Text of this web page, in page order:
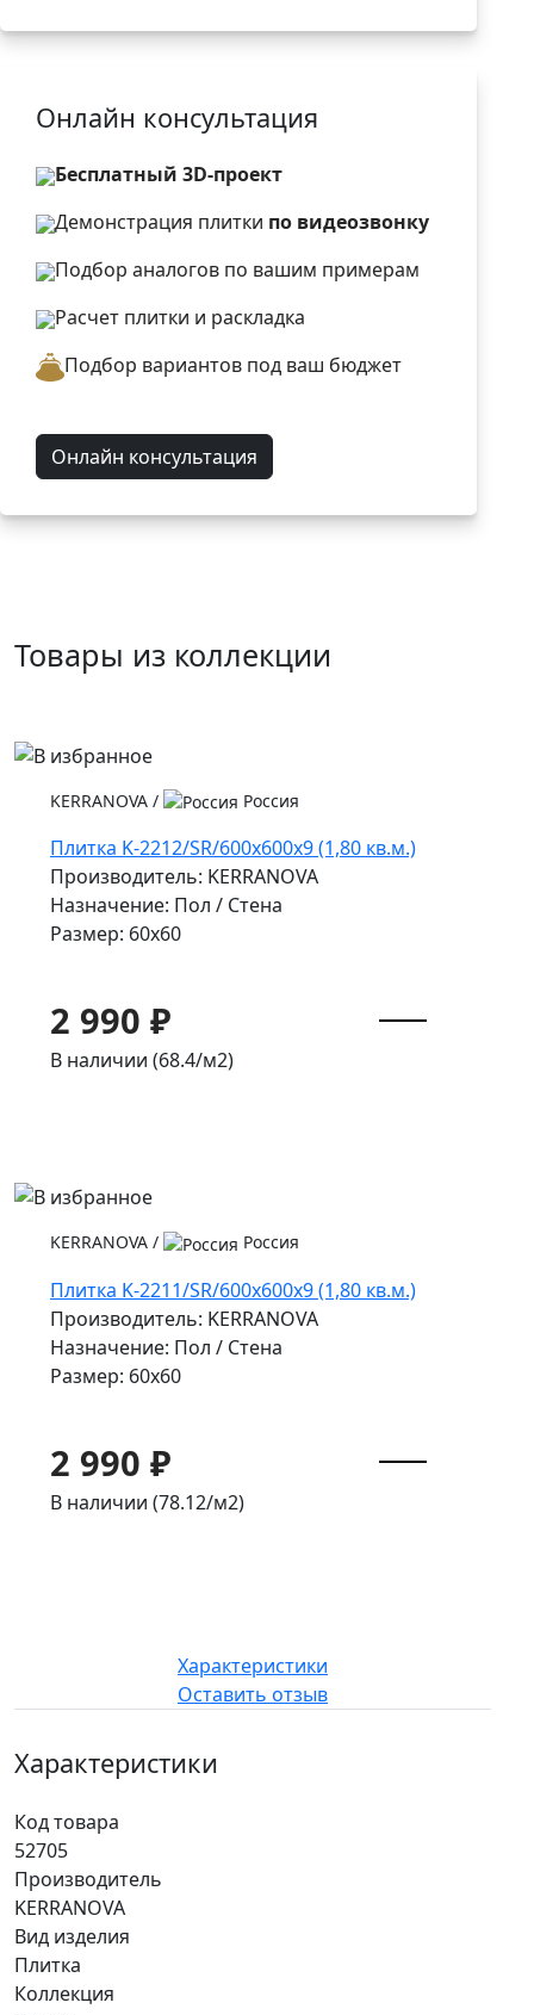
Онлайн консультация
Бесплатный 3D-проект
Демонстрация плитки по видеозвонку
Подбор аналогов по вашим примерам
Расчет плитки и раскладка
Подбор вариантов под ваш бюджет
Онлайн консультация
Товары из коллекции
KERRANOVA / Россия
Плитка K-2212/SR/600x600x9 (1,80 кв.м.)
Производитель: KERRANOVA
Назначение: Пол / Стена
Размер: 60x60
2 990 ₽
В наличии (68.4/м2)
KERRANOVA / Россия
Плитка K-2211/SR/600x600x9 (1,80 кв.м.)
Производитель: KERRANOVA
Назначение: Пол / Стена
Размер: 60x60
2 990 ₽
В наличии (78.12/м2)
Характеристики
Оставить отзыв
Характеристики
Код товара
52705
Производитель
KERRANOVA
Вид изделия
Плитка
Коллекция